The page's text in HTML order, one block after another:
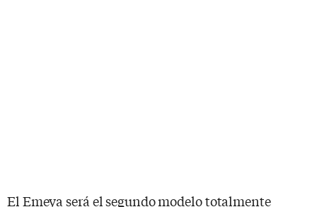
El Emeya será el segundo modelo totalmente